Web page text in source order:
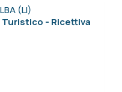
(LI)
Turistico - Ricettiva